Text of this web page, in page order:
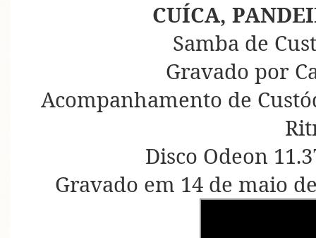
CUÍCA,
Samba de
Gravado por
Acompanhamento de
Disco Odeon
Gravado em 14 de maio